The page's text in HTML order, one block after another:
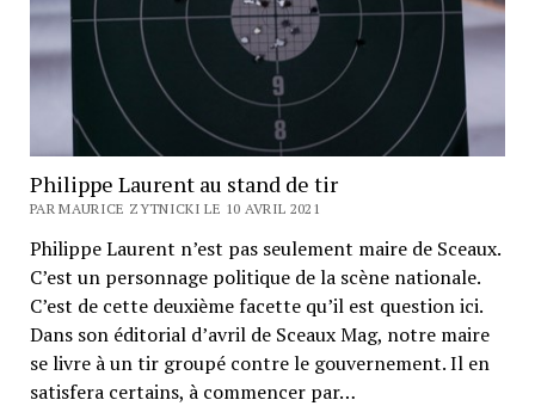
Philippe Laurent au stand de tir
PAR MAURICE ZYTNICKI LE 10 AVRIL 2021
Philippe Laurent n’est pas seulement maire de Sceaux.
C’est un personnage politique de la scène nationale.
C’est de cette deuxième facette qu’il est question ici.
Dans son éditorial d’avril de Sceaux Mag, notre maire
se livre à un tir groupé contre le gouvernement. Il en
satisfera certains, à commencer par…